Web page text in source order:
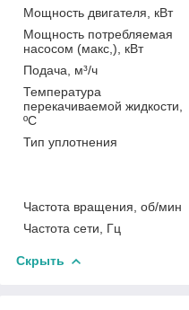
Мощность двигателя, кВт
Мощность потребляемая
насосом (макс,), кВт
Подача, м³/ч
Температура
перекачиваемой жидкости,
ºС
Тип уплотнения
Частота вращения, об/мин
Частота сети, Гц
Скрыть